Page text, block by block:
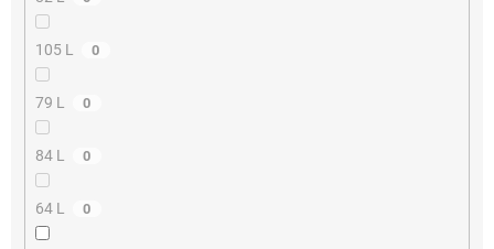
105 L 0
79 L 0
84 L 0
64 L 0